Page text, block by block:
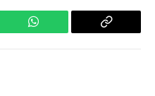
WhatsApp
Copy